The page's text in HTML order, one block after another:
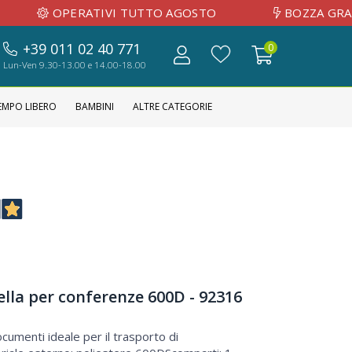
TUTTO AGOSTO BOZZA GRAFICA
+39 011 02 40 771
Lun-Ven 9.30-13.00 e 14.00-18.00
0
LIBERO BAMBINI ALTRE CATEGORIE
per conferenze 600D - 92316
ideale per il trasporto di